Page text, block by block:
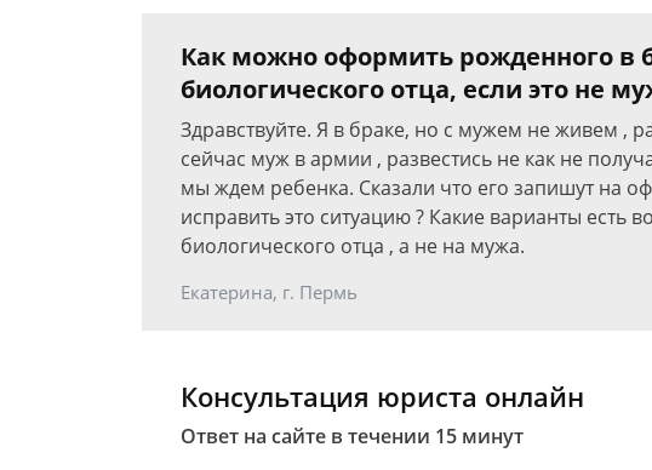
Как можно оформить рожденного в
биологического отца, если это не
Здравствуйте. Я в браке, но с мужем не живем ,
сейчас муж в армии , развестись не как не
мы ждем ребенка. Сказали что его запишут на
исправить это ситуацию ? Какие варианты есть
биологического отца , а не на мужа.
Екатерина, г. Пермь
Консультация юриста онлайн
Ответ на сайте в течении 15 минут